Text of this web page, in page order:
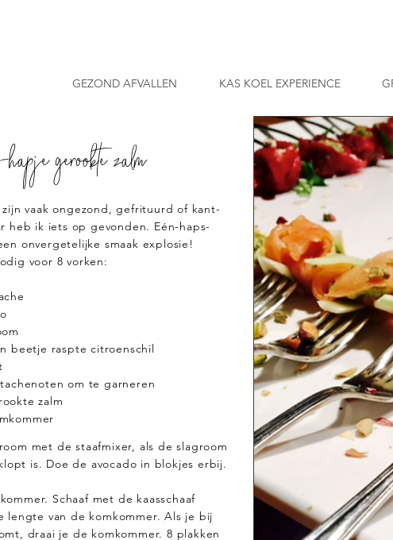
GEZOND AFVALLEN KAS KOEL EXPERIENCE
gerookte zalm
zijn vaak ongezond, gefrituurd of kant-
heb ik iets op gevonden. Eén-haps-
onvergetelijke smaak explosie!
voor 8 vorken:
beetje raspte citroenschil
om te garneren
zalm
met de staafmixer, als de slagroom
is. Doe de avocado in blokjes erbij.
Schaaf met de kaasschaaf
lengte van de komkommer. Als je bij
draai je de komkommer. 8 plakken